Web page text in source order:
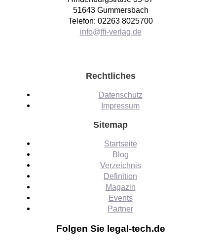
51643 Gummersbach
Telefon: 02263 8025700
info@ffi-verlag.de
Rechtliches
Datenschutz
Impressum
Sitemap
Startseite
Blog
Verzeichnis
Definition
Magazin
Events
Partner
Folgen Sie legal-tech.de